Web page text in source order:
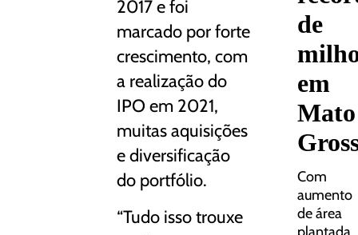
2017 e foi
marcado por forte
crescimento, com
a realização do
IPO em 2021,
muitas aquisições
e diversificação
do portfólio.
“Tudo isso trouxe
de
em
Mato
Com
aumento
de área